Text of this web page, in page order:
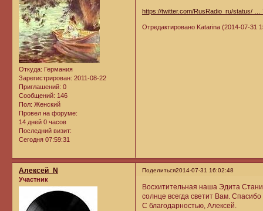
Откуда: Германия
Зарегистрирован: 2011-08-22
Приглашений: 0
Сообщений: 146
Пол: Женский
Провел на форуме:
14 дней 0 часов
Последний визит:
Сегодня 07:59:31
https://twitter.com/RusRadio_ru/status/ …
Отредактировано Katarina (2014-07-31
Поделиться2014-07-31 16:02:48
Алексей_N
Участник
Восхитительная наша Эдита
солнце всегда светит Вам.
С благодарностью, Алексей.